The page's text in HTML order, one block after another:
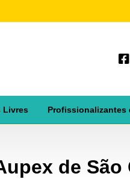
Livres Profissionalizantes
de